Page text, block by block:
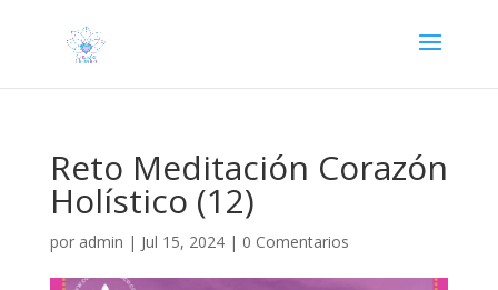
Reto Meditación Corazón
Holístico (12)
por admin | Jul 15, 2024| 0 Comentarios